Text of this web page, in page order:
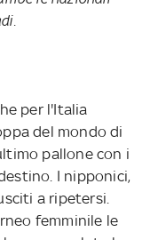
per l'Italia
del mondo di
pallone con i
I nipponici,
a ripetersi.
femminile le